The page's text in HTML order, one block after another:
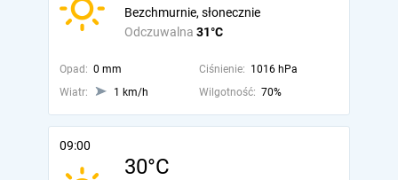
Odczuwalna 31°C
Bezchmurnie, słonecznie
Opad: 0 mm Ciśnienie: 1016 hPa
Wiatr:
1 km/h Wilgotność: 70%
09:00
30°C